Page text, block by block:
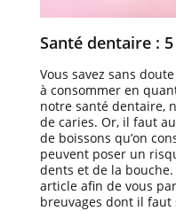
Santé dentaire :
Vous savez sans
à consommer en
notre santé dentaire,
de caries. Or, il faut
de boissons qu’on
peuvent poser un
dents et de la
article afin de vous
breuvages dont il